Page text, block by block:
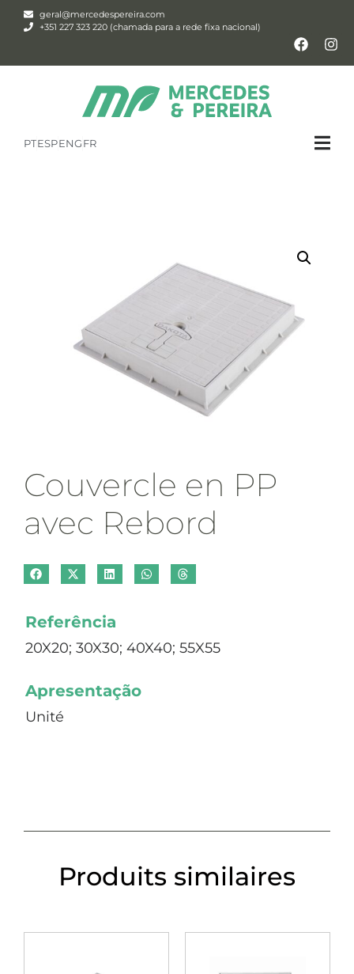
geral@mercedespereira.com
+351 227 323 220 (chamada para a rede fixa nacional)
PTESPENGFR
Couvercle en PP
avec Rebord
Referência
20X20; 30X30; 40X40; 55X55
Apresentação
Unité
Produits similaires